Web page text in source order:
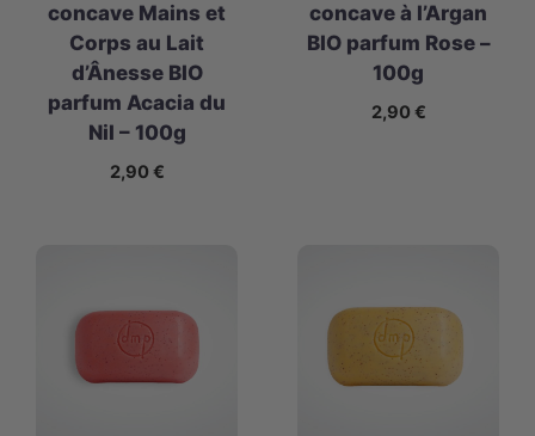
concave Mains et
Corps au Lait
d’Ânesse BIO
parfum Acacia du
Nil – 100g
2,90 €
concave à l’Argan
BIO parfum Rose –
100g
2,90 €